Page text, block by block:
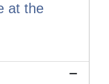
at the